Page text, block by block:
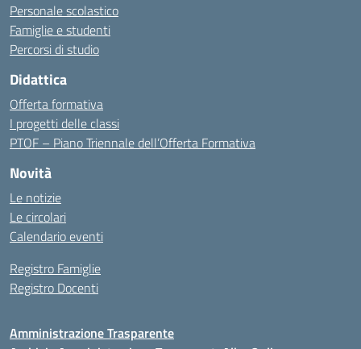
Personale scolastico
Famiglie e studenti
Percorsi di studio
Didattica
Offerta formativa
I progetti delle classi
PTOF – Piano Triennale dell’Offerta Formativa
Novità
Le notizie
Le circolari
Calendario eventi
Registro Famiglie
Registro Docenti
Amministrazione Trasparente